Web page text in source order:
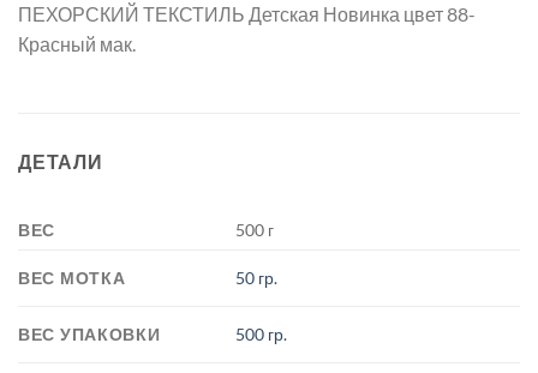
ПЕХОРСКИЙ ТЕКСТИЛЬ Детская Новинка цвет 88-
Красный мак.
ДЕТАЛИ
ВЕС 500 г
ВЕС МОТКА 50 гр.
ВЕС УПАКОВКИ 500 гр.